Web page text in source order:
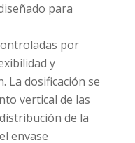
para
por
y
La dosificación se
vertical de las
de la
envase